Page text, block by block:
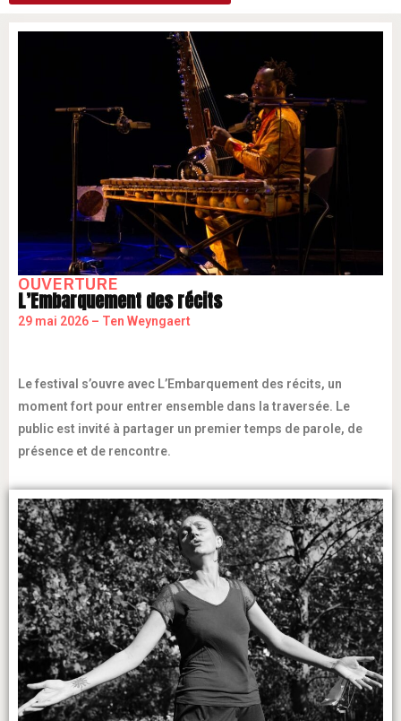
OUVERTURE
L’Embarquement des récits
29 mai 2026 – Ten Weyngaert
Le festival s’ouvre avec L’Embarquement des récits, un
moment fort pour entrer ensemble dans la traversée. Le
public est invité à partager un premier temps de parole, de
présence et de rencontre.